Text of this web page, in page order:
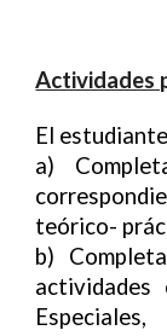
Actividades
El
a)
teórico-
b)
actividades